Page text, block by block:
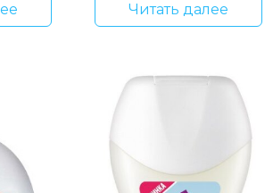
Читать далее